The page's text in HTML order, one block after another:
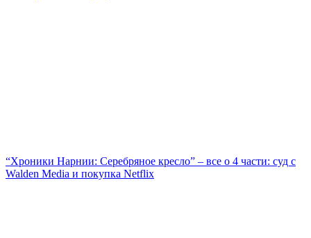
“Хроники Нарнии: Серебряное кресло” – все о 4 части: суд с
Walden Media и покупка Netflix